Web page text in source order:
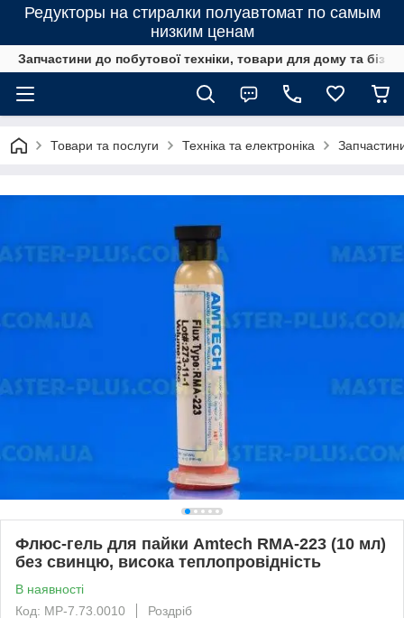
Редукторы на стиралки полуавтомат по самым
низким ценам
Запчастини до побутової техніки, товари для дому та
Товари та послуги Техніка та електроніка
Флюс-гель для пайки Amtech RMA-223 (10 мл)
без свинцю, висока теплопровідність
В наявності
Код: MP-7.73.0010
Роздріб